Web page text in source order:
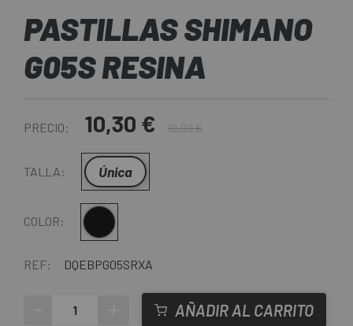
PASTILLAS SHIMANO
G05S RESINA
PRECIO: 10,30 € 10,99 €
TALLA: Única
COLOR: Multi
REF: DQEBPG05SRXA
AÑADIR AL CARRITO